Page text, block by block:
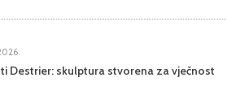
Destrier: skulptura stvorena za vječnost